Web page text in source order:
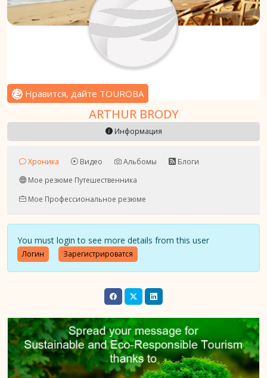
Нравится, дайте TOUROBA
ARTHUR BRODY
Информация
Хроника Видео Альбомы
Блоги
Мое резюме Путешественника
Мое Профессиональное резюме
You must login to see more details from this user
Логин Зарегистрироватся